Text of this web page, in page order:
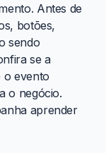
Antes de
botões,
sendo
se a
o evento
o negócio.
aprender